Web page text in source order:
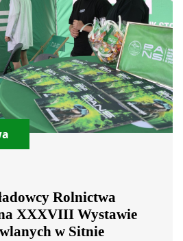
Rolnictwa
XXXVIII Wystawie
w Sitnie